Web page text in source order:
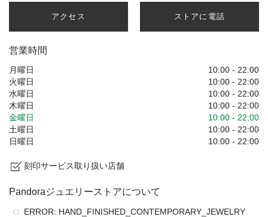
アクセス ストアに電話
営業時間
月曜日 10:00 - 22:00
火曜日
10:00 - 22:00
水曜日
10:00 - 22:00
木曜日
10:00 - 22:00
金曜日
10:00 - 22:00
土曜日
10:00 - 22:00
日曜日
10:00 - 22:00
刻印サービス取り扱い店舗
Pandoraジュエリーストアについて
ERROR: HAND_FINISHED_CONTEMPORARY_JEWELRY